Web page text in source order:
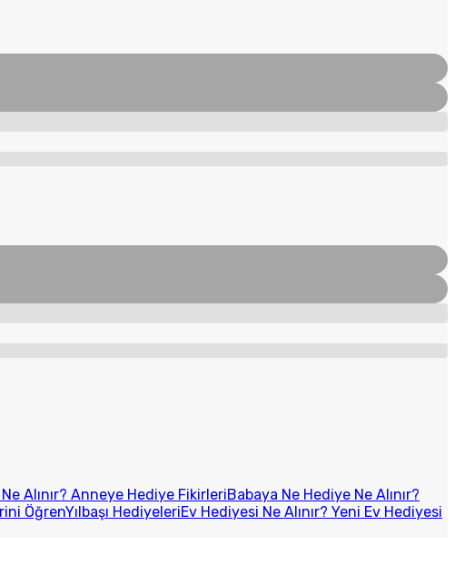
Alınır? Anneye Hediye FikirleriBabaya Ne Hediye Ne Alınır?
ÖğrenYılbaşı HediyeleriEv Hediyesi Ne Alınır? Yeni Ev Hediyesi